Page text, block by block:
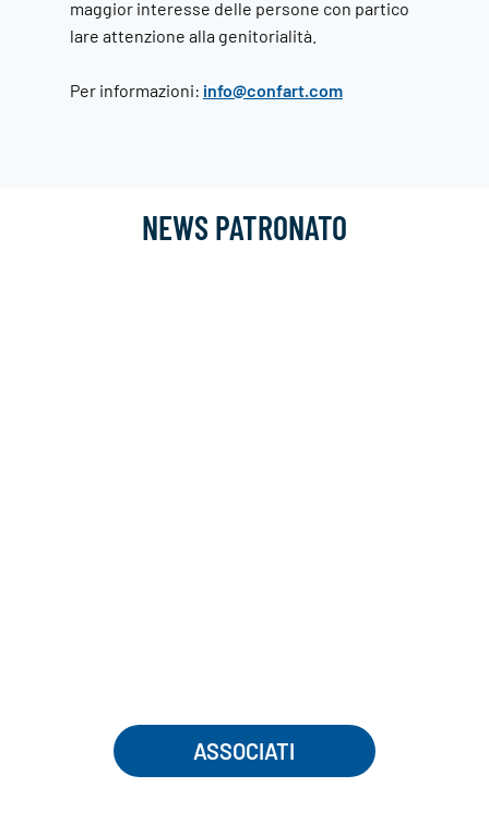
maggior interesse delle persone con partico
lare attenzione alla genitorialità.
Per informazioni: info@confart.com
NEWS PATRONATO
ASSOCIATI